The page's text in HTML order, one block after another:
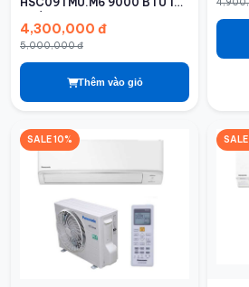
4,300,000 đ
5,000,000 đ
Thêm vào giỏ
SALE 10%